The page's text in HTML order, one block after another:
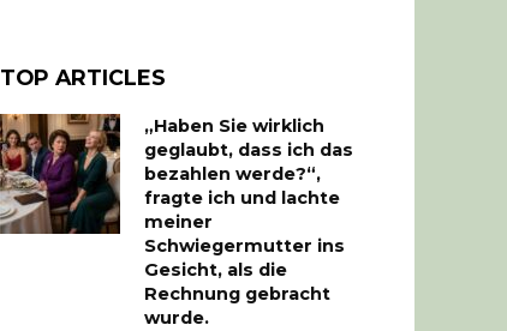
TOP ARTICLES
„Haben Sie wirklich
geglaubt, dass ich das
bezahlen werde?“,
fragte ich und lachte
meiner
Schwiegermutter ins
Gesicht, als die
Rechnung gebracht
wurde.